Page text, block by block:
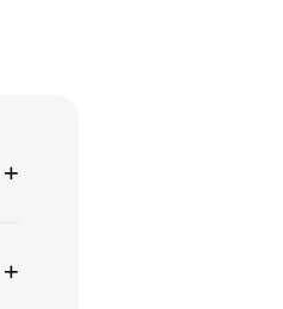
+
+